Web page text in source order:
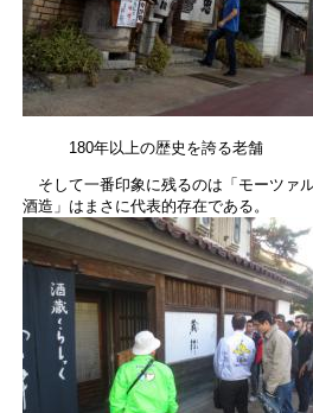
180年以上の歴史を誇る老舗
そして一番印象に残るのは「モーツァ
酒造」はまさに代表的存在である。